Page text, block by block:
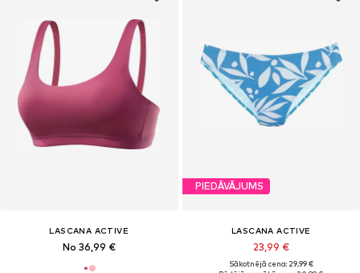
LASCANA ACTIVE
No 36,99 €
PIEDĀVĀJUMS
LASCANA ACTIVE
23,99 €
Sākotnējā cena: 29,99 €